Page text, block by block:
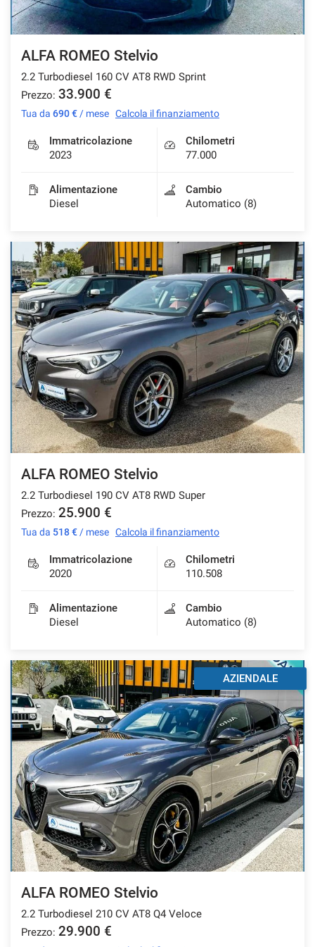
ALFA ROMEO Stelvio
2.2 Turbodiesel 160 CV AT8 RWD Sprint
Prezzo: 33.900 €
Tua da 690 € / mese Calcola il finanziamento
Immatricolazione
2023
Chilometri
77.000
Alimentazione
Diesel
Cambio
Automatico (8)
ALFA ROMEO Stelvio
2.2 Turbodiesel 190 CV AT8 RWD Super
Prezzo: 25.900 €
Tua da 518 € / mese Calcola il finanziamento
Immatricolazione
2020
Chilometri
110.508
Alimentazione
Diesel
Cambio
Automatico (8)
AZIENDALE
ALFA ROMEO Stelvio
2.2 Turbodiesel 210 CV AT8 Q4 Veloce
Prezzo: 29.900 €
Salva
le